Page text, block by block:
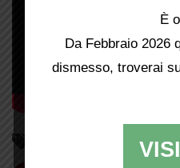
Parliamo di…
È
Da Febbraio 2026
dismesso, troverai